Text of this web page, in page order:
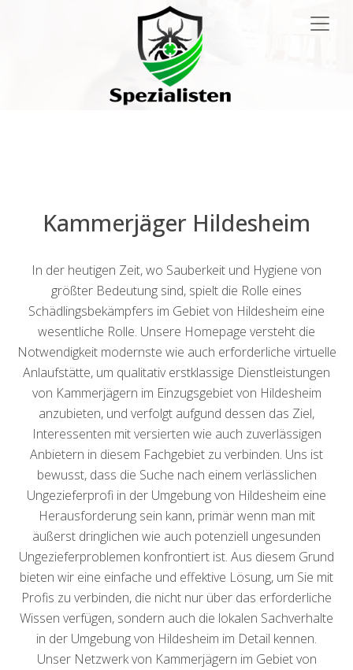
Kammerjäger Hildesheim
In der heutigen Zeit, wo Sauberkeit und Hygiene von
größter Bedeutung sind, spielt die Rolle eines
Schädlingsbekämpfers im Gebiet von Hildesheim eine
wesentliche Rolle. Unsere Homepage versteht die
Notwendigkeit modernste wie auch erforderliche virtuelle
Anlaufstätte, um qualitativ erstklassige Dienstleistungen
von Kammerjägern im Einzugsgebiet von Hildesheim
anzubieten, und verfolgt aufgund dessen das Ziel,
Interessenten mit versierten wie auch zuverlässigen
Anbietern in diesem Fachgebiet zu verbinden. Uns ist
bewusst, dass die Suche nach einem verlässlichen
Ungezieferprofi in der Umgebung von Hildesheim eine
Herausforderung sein kann, primär wenn man mit
äußerst dringlichen wie auch potenziell ungesunden
Ungezieferproblemen konfrontiert ist. Aus diesem Grund
bieten wir eine einfache und effektive Lösung, um Sie mit
Profis zu verbinden, die nicht nur über das erforderliche
Wissen verfügen, sondern auch die lokalen Sachverhalte
in der Umgebung von Hildesheim im Detail kennen.
Unser Netzwerk von Kammerjägern im Gebiet von